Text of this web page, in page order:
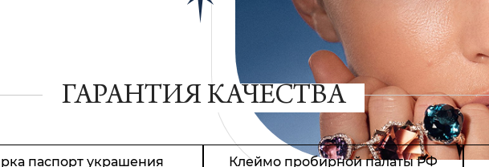
ГАРАНТИЯ КАЧЕСТВА
паспорт украшения Клеймо пробирной палаты РФ